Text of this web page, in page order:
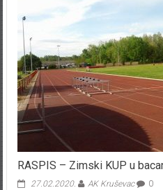
RASPIS – Zimski KUP u
27.02.2020. AK Kruševac 0